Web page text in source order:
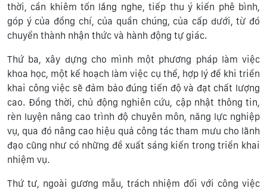
thời, cần khiêm tốn lắng nghe, tiếp thu ý kiến phê bình,
góp ý của đồng chí, của quần chúng, của cấp dưới, từ đó
chuyển thành nhận thức và hành động tự giác.
Thứ ba, xây dựng cho mình một phương pháp làm việc
khoa học, một kế hoạch làm việc cụ thể, hợp lý để khi triển
khai công việc sẽ đảm bảo đúng tiến độ và đạt chất lượng
cao. Đồng thời, chủ động nghiên cứu, cập nhật thông tin,
rèn luyện nâng cao trình độ chuyên môn, năng lực nghiệp
vụ, qua đó nâng cao hiệu quả công tác tham mưu cho lãnh
đạo cũng như có những đề xuất sáng kiến trong triển khai
nhiệm vụ.
Thứ tư, ngoài gương mẫu, trách nhiệm đối với công việc